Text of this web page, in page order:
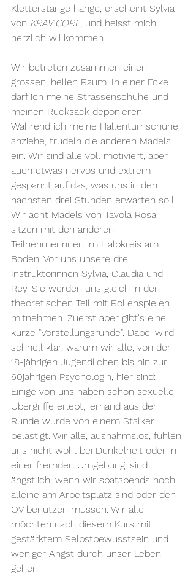
Kletterstange hänge, erscheint Sylvia
von KRAV CORE, und heisst mich
herzlich willkommen.
Wir betreten zusammen einen
grossen, hellen Raum. In einer Ecke
darf ich meine Strassenschuhe und
meinen Rucksack deponieren.
Während ich meine Hallenturnschuhe
anziehe, trudeln die anderen Mädels
ein. Wir sind alle voll motiviert, aber
auch etwas nervös und extrem
gespannt auf das, was uns in den
nächsten drei Stunden erwarten soll.
Wir acht Mädels von Tavola Rosa
sitzen mit den anderen
Teilnehmerinnen im Halbkreis am
Boden. Vor uns unsere drei
Instruktorinnen Sylvia, Claudia und
Rey. Sie werden uns gleich in den
theoretischen Teil mit Rollenspielen
mitnehmen. Zuerst aber gibt's eine
kurze "Vorstellungsrunde". Dabei wird
schnell klar, warum wir alle, von der
18-jährigen Jugendlichen bis hin zur
60jährigen Psychologin, hier sind:
Einige von uns haben schon sexuelle
Übergriffe erlebt; jemand aus der
Runde wurde von einem Stalker
belästigt. Wir alle, ausnahmslos, fühlen
uns nicht wohl bei Dunkelheit oder in
einer fremden Umgebung, sind
ängstlich, wenn wir spätabends noch
alleine am Arbeitsplatz sind oder den
ÖV benutzen müssen. Wir alle
möchten nach diesem Kurs mit
gestärktem Selbstbewusstsein und
weniger Angst durch unser Leben
gehen!